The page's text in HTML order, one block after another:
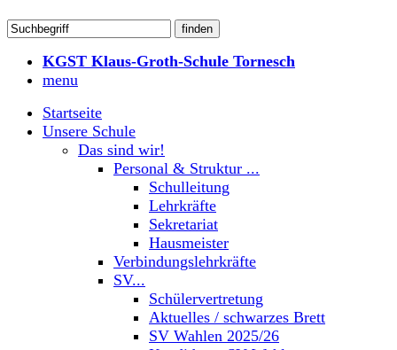
KGST Klaus-Groth-Schule Tornesch
menu
Startseite
Unsere Schule
Das sind wir!
Personal & Struktur ...
Schulleitung
Lehrkräfte
Sekretariat
Hausmeister
Verbindungslehrkräfte
SV...
Schülervertretung
Aktuelles / schwarzes Brett
SV Wahlen 2025/26